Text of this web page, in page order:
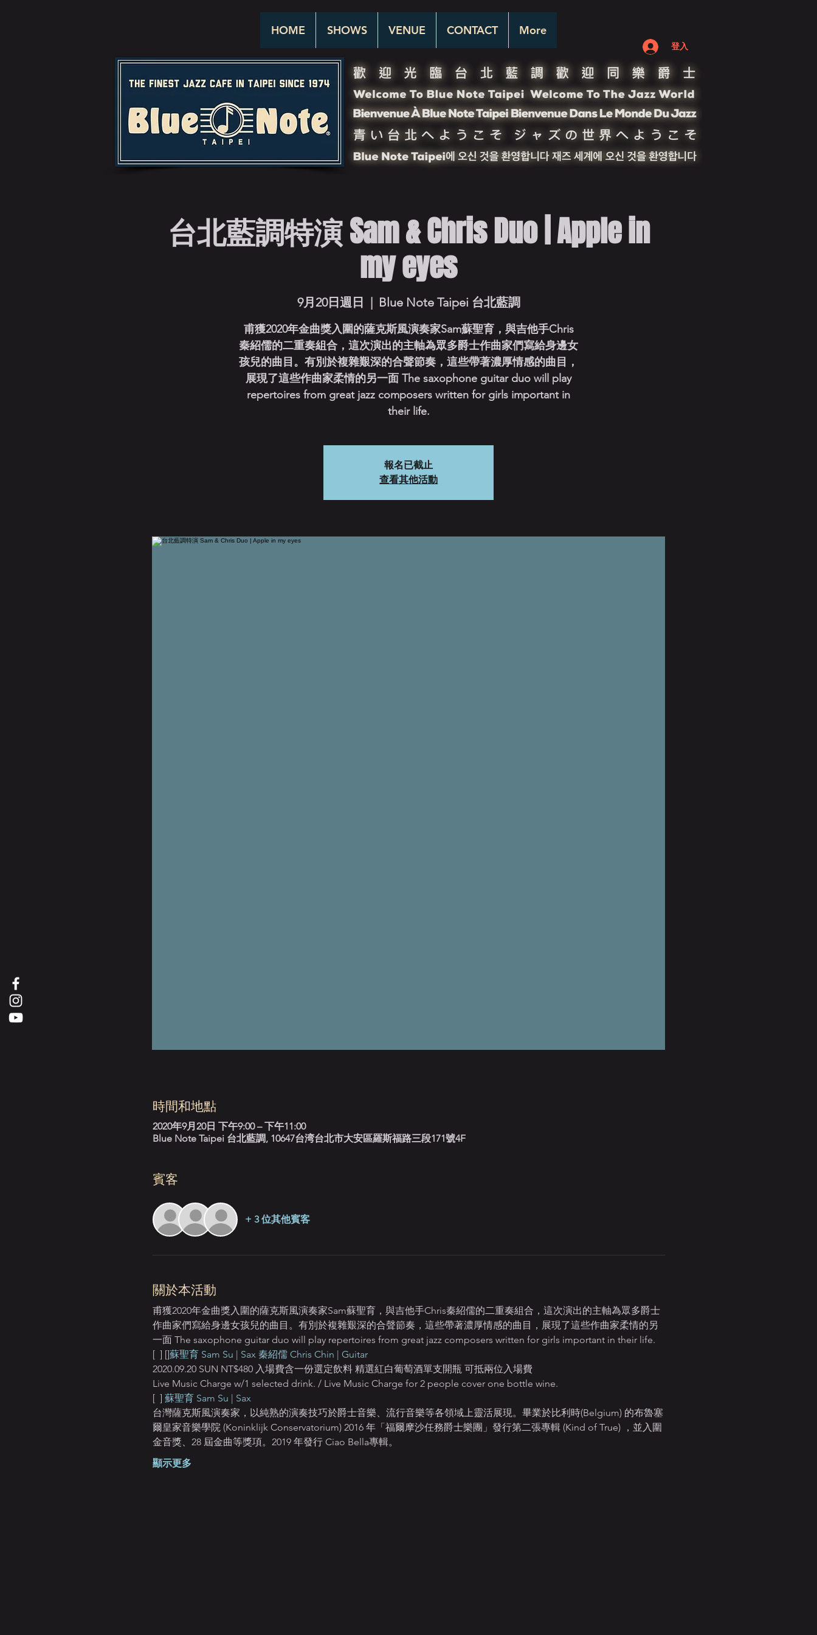
HOME SHOWS VENUE CONTACT More
登入
台北藍調特演 Sam & Chris Duo | Apple in
my eyes
9月20日週日
  |
Blue Note Taipei 台北藍調
甫獲2020年金曲獎入圍的薩克斯風演奏家Sam蘇聖育，與吉他手Chris
秦紹儒的二重奏組合，這次演出的主軸為眾多爵士作曲家們寫給身邊女
孩兒的曲目。有別於複雜艱深的合聲節奏，這些帶著濃厚情感的曲目，
展現了這些作曲家柔情的另一面 The saxophone guitar duo will play
repertoires from great jazz composers written for girls important in
their life.
報名已截止
查看其他活動
時間和地點
2020年9月20日 下午9:00 – 下午11:00
Blue Note Taipei 台北藍調, 10647台湾台北市大安區羅斯福路三段171號4F
賓客
+ 3 位其他賓客
關於本活動
甫獲2020年金曲獎入圍的薩克斯風演奏家Sam蘇聖育，與吉他手Chris秦紹儒的二重奏組合，這次演出的主軸為眾多爵士
作曲家們寫給身邊女孩兒的曲目。有別於複雜艱深的合聲節奏，這些帶著濃厚情感的曲目，展現了這些作曲家柔情的另
一面 The saxophone guitar duo will play repertoires from great jazz composers written for girls important in their life.
[ ] []蘇聖育 Sam Su | Sax 秦紹儒 Chris Chin | Guitar
2020.09.20 SUN NT$480 入場費含一份選定飲料 精選紅白葡萄酒單支開瓶 可抵兩位入場費
Live Music Charge w/1 selected drink. / Live Music Charge for 2 people cover one bottle wine.
[ ] 蘇聖育 Sam Su | Sax
台灣薩克斯風演奏家，以純熟的演奏技巧於爵士音樂、流行音樂等各領域上靈活展現。畢業於比利時(Belgium) 的布魯塞
爾皇家音樂學院 (Koninklijk Conservatorium) 2016 年「福爾摩沙任務爵士樂團」發行第二張專輯 (Kind of True) ，並入圍
金音獎、28 屆金曲等獎項。2019 年發行 Ciao Bella專輯。
顯示更多